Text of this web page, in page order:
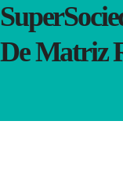
De Matriz